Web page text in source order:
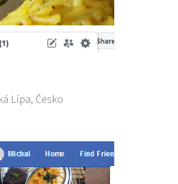
Lípa, Česko